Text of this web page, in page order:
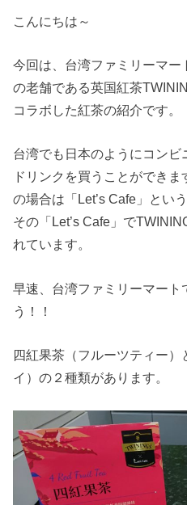
こんにちは～
今回は、台湾ファミリーマ
の老舗である英国紅茶
コラボした紅茶の紹介です。
台湾でも日本のようにコン
ドリンクを買うことができ
の場合は「Let’s Cafe」とい
その「Let’s Cafe」で
れています。
早速、台湾ファミリーマート
う！！
四紅果茶（フルーツティー
イ）の２種類があります。